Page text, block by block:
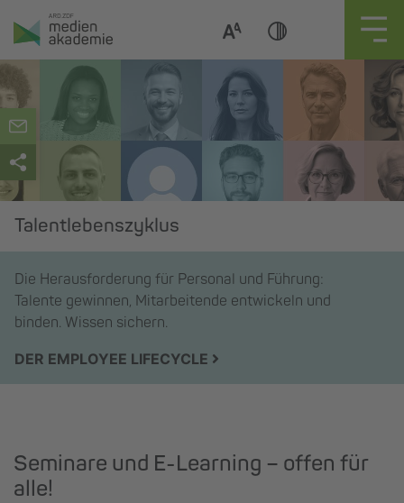
Zum
Inhalt
springen
Talentlebenszyklus
Die Herausforderung für Personal und Führung:
Talente gewinnen, Mitarbeitende entwickeln und
binden. Wissen sichern.
DER EMPLOYEE LIFECYCLE
Seminare und E-Learning – offen für
alle!